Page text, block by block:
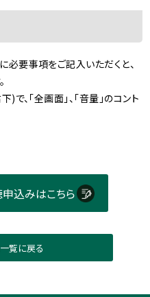
必要事項をご記入いただくと、
、「全画面」、「音量」のコント
込みはこちら
覧に戻る